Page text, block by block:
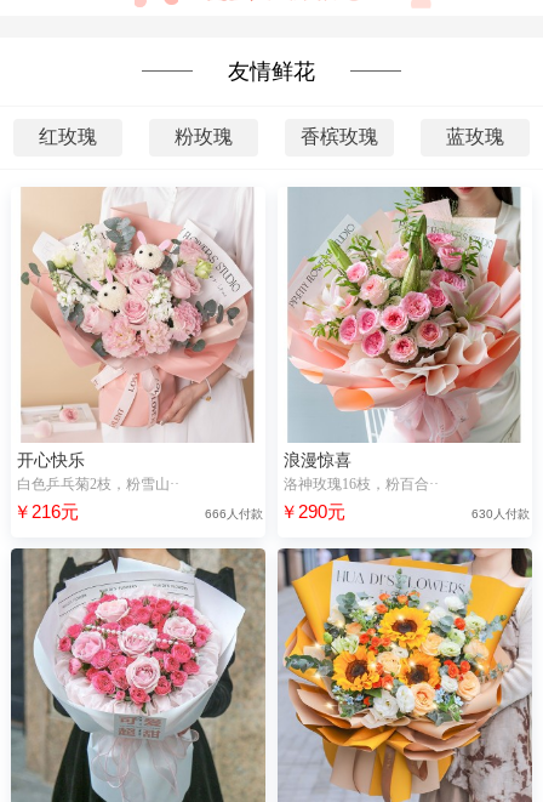
友情鲜花
红玫瑰 粉玫瑰 香槟玫瑰 蓝玫瑰
开心快乐
白色乒乓菊2枝，粉雪山··
￥216元 666人付款
浪漫惊喜
洛神玫瑰16枝，粉百合··
￥290元 630人付款